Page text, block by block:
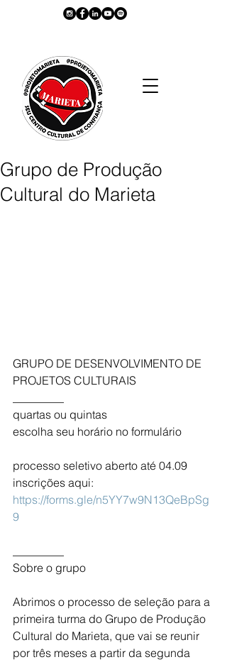
Grupo de Produção
Cultural do Marieta
GRUPO DE DESENVOLVIMENTO DE
PROJETOS CULTURAIS
quartas ou quintas
escolha seu horário no formulário
processo seletivo aberto até 04.09
inscrições aqui:
https://forms.gle/n5YY7w9N13QeBpSg
9
Sobre o grupo
Abrimos o processo de seleção para a
primeira turma do Grupo de Produção
Cultural do Marieta, que vai se reunir
por três meses a partir da segunda